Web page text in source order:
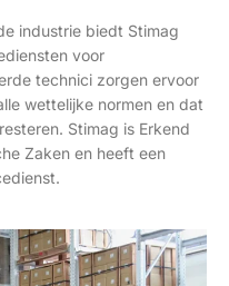
industrie biedt Stimag
voor
technici zorgen ervoor
wettelijke normen en dat
Stimag is Erkend
Zaken en heeft een